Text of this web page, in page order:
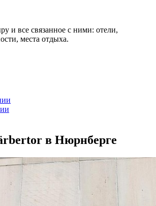
и все связанное с ними: отели,
места отдыха.
в Нюрнберге